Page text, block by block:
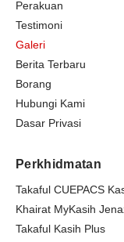
Perakuan
Testimoni
Galeri
Berita Terbaru
Borang
Hubungi Kami
Dasar Privasi
Perkhidmatan
Takaful CUEPACS
Khairat MyKasih
Takaful Kasih Plus